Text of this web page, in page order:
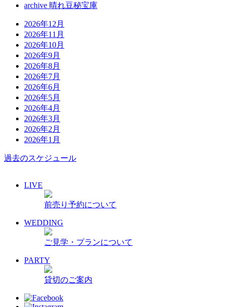
archive 晴れ豆秘宝庫
2026年12月
2026年11月
2026年10月
2026年9月
2026年8月
2026年7月
2026年6月
2026年5月
2026年4月
2026年3月
2026年2月
2026年1月
過去のスケジュール
LIVE
前売り予約について
WEDDING
ご見学・プランについて
PARTY
貸切のご案内